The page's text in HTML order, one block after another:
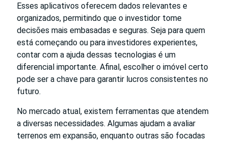
Esses aplicativos oferecem dados relevantes e
organizados, permitindo que o investidor tome
decisões mais embasadas e seguras. Seja para quem
está começando ou para investidores experientes,
contar com a ajuda dessas tecnologias é um
diferencial importante. Afinal, escolher o imóvel certo
pode ser a chave para garantir lucros consistentes no
futuro.
No mercado atual, existem ferramentas que atendem
a diversas necessidades. Algumas ajudam a avaliar
terrenos em expansão, enquanto outras são focadas